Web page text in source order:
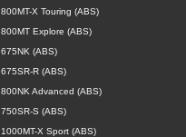
800MT-X Touring (ABS)
800MT Explore (ABS)
675NK (ABS)
675SR-R (ABS)
800NK Advanced (ABS)
750SR-S (ABS)
1000MT-X Sport (ABS)